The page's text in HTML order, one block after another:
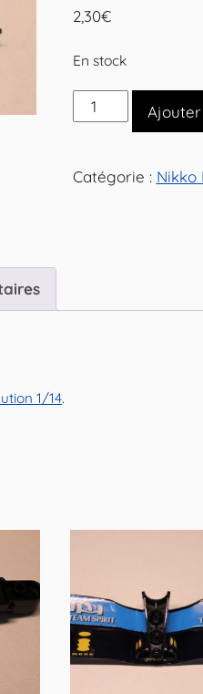
2,30€
En stock
quantité
de
Formula
Catégorie : Nikko
1/14.